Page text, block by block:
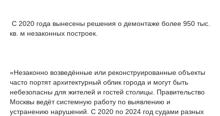
С 2020 года вынесены решения о демонтаже более 950 тыс.
кв. м незаконных построек.
«Незаконно возведённые или реконструированные объекты
часто портят архитектурный облик города и могут быть
небезопасны для жителей и гостей столицы. Правительство
Москвы ведёт системную работу по выявлению и
устранению нарушений. С 2020 по 2024 год судами разных